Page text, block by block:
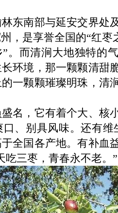
南部与延安交界处
，是享誉全国的“红枣
。而清涧大地独特的
环境，那一颗颗清甜
一颗颗璀璨明珠，清
，它有着个大、核
口、别具风味。还有
全国各产地。有补血
吃三枣，青春永不老。”